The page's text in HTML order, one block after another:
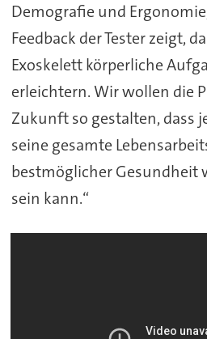
Demografie und
Feedback der Tester zeigt,
Exoskelett körperliche
erleichtern. Wir wollen die
Zukunft so gestalten, dass
seine gesamte
bestmöglicher Gesundheit
sein kann.“